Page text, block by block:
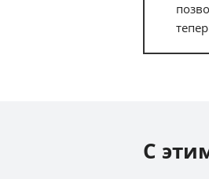
С